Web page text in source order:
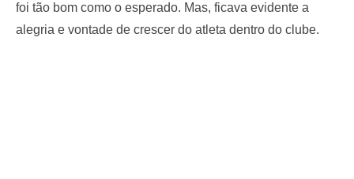
foi tão bom como o esperado. Mas, ficava evidente a
alegria e vontade de crescer do atleta dentro do clube.